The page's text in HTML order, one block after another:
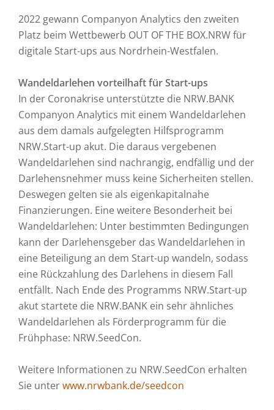
2022 gewann Companyon Analytics den zweiten
Platz beim Wettbewerb OUT OF THE BOX.NRW für
digitale Start-ups aus Nordrhein-Westfalen.
Wandeldarlehen vorteilhaft für Start-ups
In der Coronakrise unterstützte die NRW.BANK
Companyon Analytics mit einem Wandeldarlehen
aus dem damals aufgelegten Hilfsprogramm
NRW.Start-up akut. Die daraus vergebenen
Wandeldarlehen sind nachrangig, endfällig und der
Darlehensnehmer muss keine Sicherheiten stellen.
Deswegen gelten sie als eigenkapitalnahe
Finanzierungen. Eine weitere Besonderheit bei
Wandeldarlehen: Unter bestimmten Bedingungen
kann der Darlehensgeber das Wandeldarlehen in
eine Beteiligung an dem Start-up wandeln, sodass
eine Rückzahlung des Darlehens in diesem Fall
entfällt. Nach Ende des Programms NRW.Start-up
akut startete die NRW.BANK ein sehr ähnliches
Wandeldarlehen als Förderprogramm für die
Frühphase: NRW.SeedCon.
Weitere Informationen zu NRW.SeedCon erhalten
Sie unterwww.nrwbank.de/seedcon